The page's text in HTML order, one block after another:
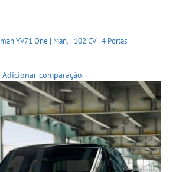
YV71 One | Man. | 102 CV | 4 Portas
Adicionar comparação